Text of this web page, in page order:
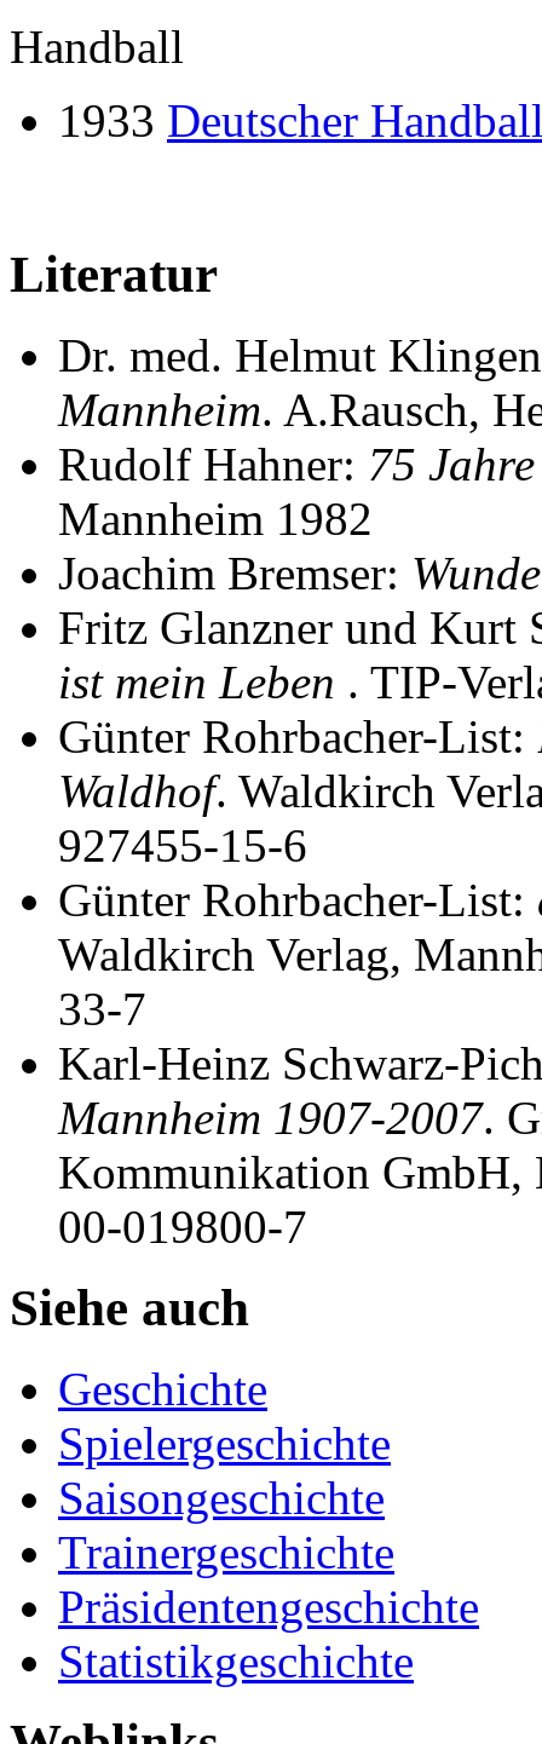
Handball
1933 Deutscher
Literatur
Dr. med. Helmut
Mannheim. A.Rausch,
Rudolf Hahner: 75
Mannheim 1982
Joachim Bremser:
Fritz Glanzner und Kurt
ist mein Leben . TIP-
Günter Rohrbacher-List:
Waldhof. Waldkirch
927455-15-6
Günter Rohrbacher-List:
Waldkirch Verlag,
33-7
Karl-Heinz Schwarz-
Mannheim 1907-2007.
Kommunikation GmbH,
00-019800-7
Siehe auch
Geschichte
Spielergeschichte
Saisongeschichte
Trainergeschichte
Präsidentengeschichte
Statistikgeschichte